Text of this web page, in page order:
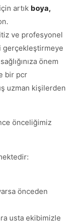
artık boya,
ve profesyonel
gerçekleştirmeye
önem
bir pcr
uzman kişilerden
önceliğimiz
önceden
usta ekibimizle